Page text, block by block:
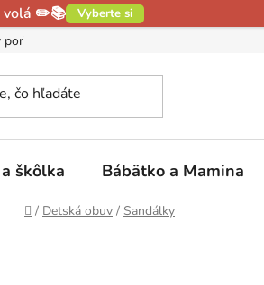
volá ✏️📚 Vyberte si
škôlka Bábätko a Mamina
Domov
/ Detská obuv / Sandálky